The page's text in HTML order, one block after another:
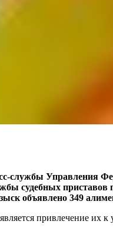
службы Управления
судебных приставов
объявлено 349
привлечение их